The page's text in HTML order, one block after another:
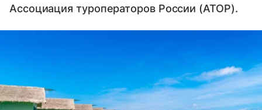
Ассоциация туроператоров России (АТОР).